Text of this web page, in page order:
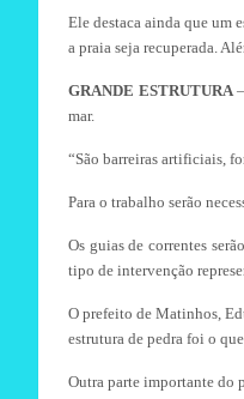
Ele destaca ainda que um
a praia seja recuperada.
GRANDE ESTRUTURA–
mar.
“São barreiras artificiais,
Para o trabalho serão
Os guias de correntes
tipo de intervenção
O prefeito de Matinhos,
estrutura de pedra foi o
Outra parte importante do